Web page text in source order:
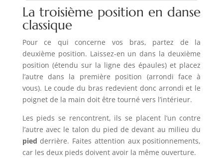
La troisième position en danse
classique
Pour ce qui concerne vos bras, partez de la
deuxième position. Laissez-en un dans la deuxième
position (étendu sur la ligne des épaules) et placez
l’autre dans la première position (arrondi face à
vous). Le coude du bras redevient donc arrondi et le
poignet de la main doit être tourné vers l’intérieur.
Les pieds se rencontrent, ils se placent l’un contre
l’autre avec le talon du pied de devant au milieu du
pied derrière. Faites attention aux positionnements,
car les deux pieds doivent avoir la même ouverture.